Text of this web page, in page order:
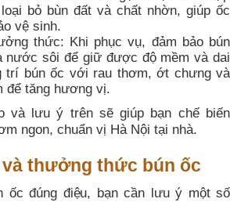
bỏ bùn đất và chất nhờn, giúp ốc
vệ sinh.
thức: Khi phục vụ, đảm bảo bún
nước sôi để giữ được độ mềm và dai
trí bún ốc với rau thơm, ớt chưng và
để tăng hương vị.
và lưu ý trên sẽ giúp bạn chế biến
ngon, chuẩn vị Hà Nội tại nhà.
thưởng thức bún ốc
ốc đúng điệu, bạn cần lưu ý một số